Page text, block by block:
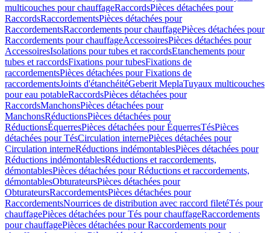
multicouches pour chauffageRaccordsPièces détachées pour
RaccordsRaccordementsPièces détachées pour
RaccordementsRaccordements pour chauffagePièces détachées pour
Raccordements pour chauffageAccessoiresPièces détachées pour
AccessoiresIsolations pour tubes et raccordsEtanchements pour
tubes et raccordsFixations pour tubesFixations de
raccordementsPièces détachées pour Fixations de
raccordementsJoints d'étanchéitéGeberit MeplaTuyaux multicouches
pour eau potableRaccordsPièces détachées pour
RaccordsManchonsPièces détachées pour
ManchonsRéductionsPièces détachées pour
RéductionsÉquerresPièces détachées pour ÉquerresTésPièces
détachées pour TésCirculation internePièces détachées pour
Circulation interneRéductions indémontablesPièces détachées pour
Réductions indémontablesRéductions et raccordements,
démontablesPièces détachées pour Réductions et raccordements,
démontablesObturateursPièces détachées pour
ObturateursRaccordementsPièces détachées pour
RaccordementsNourrices de distribution avec raccord filetéTés pour
chauffagePièces détachées pour Tés pour chauffageRaccordements
pour chauffagePièces détachées pour Raccordements pour